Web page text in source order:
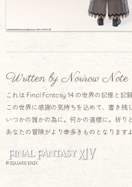
Written by Norirow Note
これは Final Fantasy 14 の世界の記憶と記録
この世界に感謝の気持ちを込めて、書き残
いつかの誰かの為に。何かの道標に。祈り
あなたの冒険がより幸多きものとなります
© SQUARE ENIX